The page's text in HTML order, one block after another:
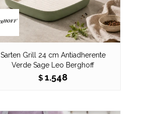
Sarten Grill 24 cm Antiadherente
Verde Sage Leo Berghoff
$ 1.548